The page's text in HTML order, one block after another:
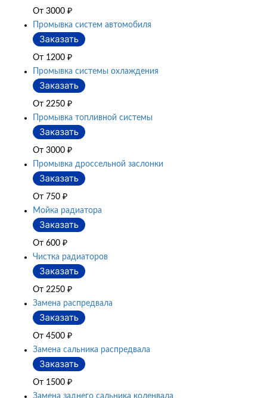
От 3000 ₽
Промывка систем автомобиля
От 1200 ₽
Промывка системы охлаждения
От 2250 ₽
Промывка топливной системы
От 3000 ₽
Промывка дроссельной заслонки
От 750 ₽
Мойка радиатора
От 600 ₽
Чистка радиаторов
От 2250 ₽
Замена распредвала
От 4500 ₽
Замена сальника распредвала
От 1500 ₽
Замена заднего сальника коленвала